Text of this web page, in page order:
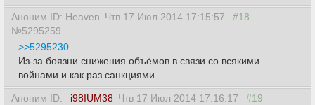
Аноним ID: Heaven Чтв 17 Июл 2014 17:15:57
#18
№5295259
>>5295230
Из-за боязни снижения объёмов в связи со всякими
войнами и как раз санкциями.
Аноним ID: i98IUM38 Чтв 17 Июл 2014 17:16:17
#19